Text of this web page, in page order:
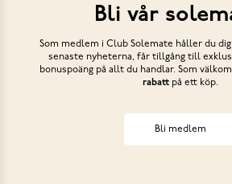
Bli vår
Som medlem i Club Solemate håller du
senaste nyheterna, får tillgång till
bonuspoäng på allt du handlar. Som
rabattpå ett köp.
Bli medlem